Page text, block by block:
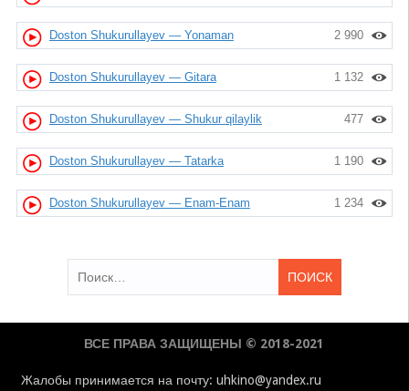
2 990
Doston Shukurullayev — Yonaman
1 132
Doston Shukurullayev — Gitara
477
Doston Shukurullayev — Shukur qilaylik
1 190
Doston Shukurullayev — Tatarka
1 234
Doston Shukurullayev — Enam-Enam
ВСЕ ПРАВА ЗАЩИЩЕНЫ © 2018-2021
Жалобы принимается на почту: uhkino@yandex.ru